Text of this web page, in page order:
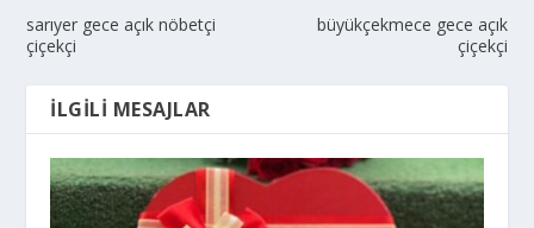
sarıyer gece açık nöbetçi
çiçekçi
büyükçekmece gece açık
çiçekçi
İLGILI MESAJLAR